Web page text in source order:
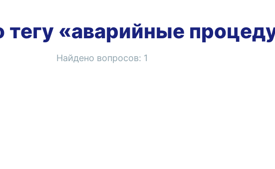
тегу «аварийные
Найдено вопросов: 1